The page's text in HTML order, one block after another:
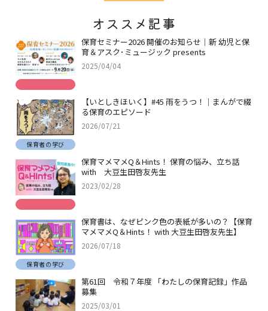
オススメ記事
保育セミナー2026 開催のお知らせ｜新 幼児と保
育＆アスク･ミュージック presents
2025/04/04
【いとしきほいく】#45 雨をうつ！｜まんがで綴
る保育のエピソード
2026/07/21
保育者の学び
保育マメマメQ＆Hints！ 保育の悩み、立ち話
with 大豆生田啓友先生
2023/02/28
保育書は、なぜピンク色の表紙が多いの？【保育
マメマメQ＆Hints！ with 大豆生田啓友先生】
2026/07/18
保育者の学び
第61回 令和７年度 「わたしの保育記録」作品
募集
2025/03/01